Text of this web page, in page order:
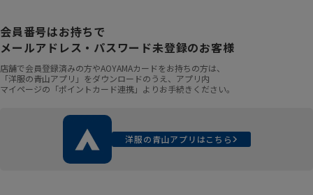
会員番号はお持ちで
メールアドレス・パスワード未登録のお客様
店舗で会員登録済みの方やAOYAMAカードをお持ちの方は、
「洋服の青山アプリ」をダウンロードのうえ、アプリ内
マイページの「ポイントカード連携」よりお手続きください。
洋服の青山アプリはこちら